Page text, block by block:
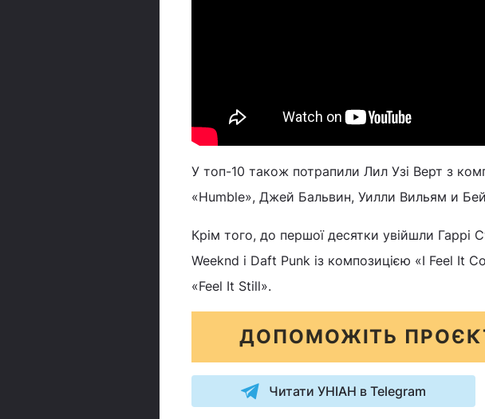
У топ-10 також потрапили Лил Узі Верт з
«Humble», Джей Бальвин, Уилли Вильям и
Крім того, до першої десятки увійшли
Weeknd і Daft Punk із композицією «I Feel It
«Feel It Still».
ДОПОМОЖІТЬ
Читати УНІАН в Telegram